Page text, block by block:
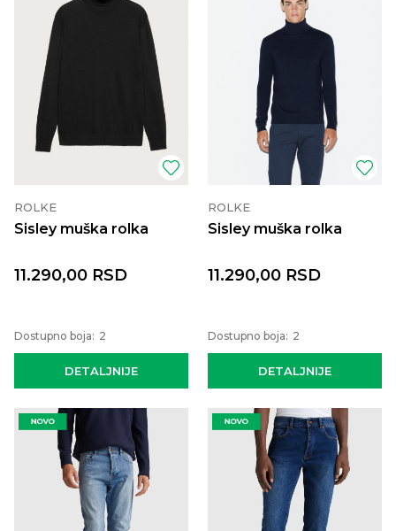
ROLKE
Sisley muška rolka
DETALJNIJE
11.290,00 RSD
Dostupno boja: 2
ROLKE
Sisley muška rolka
DETALJNIJE
11.290,00 RSD
Dostupno boja: 2